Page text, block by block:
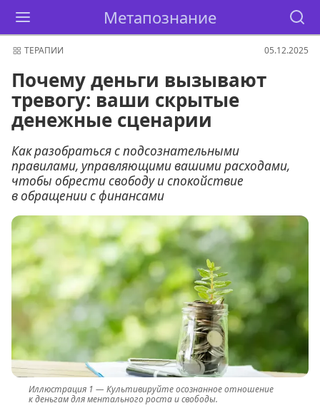
Метапознание
ТЕРАПИИ 05.12.2025
Почему деньги вызывают
тревогу: ваши скрытые
денежные сценарии
Как разобраться с подсознательными
правилами, управляющими вашими расходами,
чтобы обрести свободу и спокойствие
в обращении с финансами
Культивируйте осознанное отношение
к деньгам для ментального роста и свободы.